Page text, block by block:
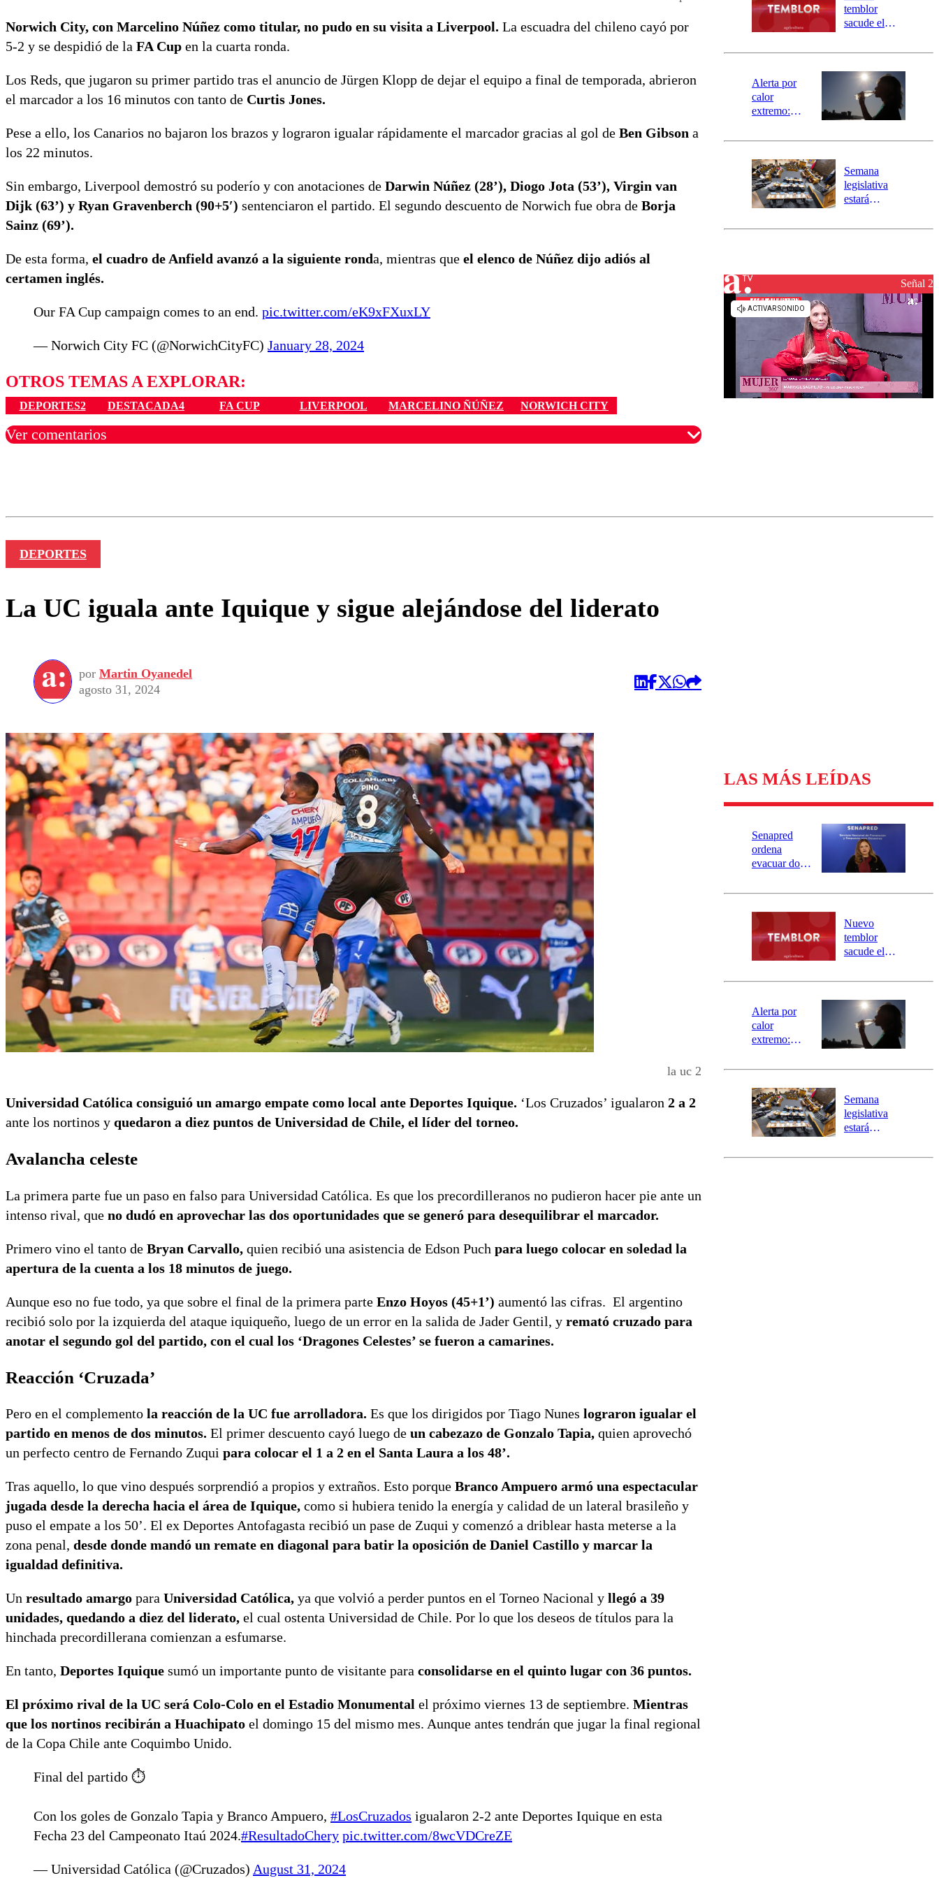
Norwich City, con Marcelino Núñez como titular, no pudo en su visita a Liverpool. La escuadra del chileno cayó por
5-2 y se despidió de la FA Cup en la cuarta ronda.
Los Reds, que jugaron su primer partido tras el anuncio de Jürgen Klopp de dejar el equipo a final de temporada, abrieron
el marcador a los 16 minutos con tanto de Curtis Jones.
Pese a ello, los Canarios no bajaron los brazos y lograron igualar rápidamente el marcador gracias al gol de Ben Gibson a
los 22 minutos.
Sin embargo, Liverpool demostró su poderío y con anotaciones de Darwin Núñez (28’), Diogo Jota (53’), Virgin van
Dijk (63’) y Ryan Gravenberch (90+5′) sentenciaron el partido. El segundo descuento de Norwich fue obra de Borja
Sainz (69’).
De esta forma, el cuadro de Anfield avanzó a la siguiente ronda, mientras que el elenco de Núñez dijo adiós al
certamen inglés.
Our FA Cup campaign comes to an end. pic.twitter.com/eK9xFXuxLY
— Norwich City FC (@NorwichCityFC) January 28, 2024
OTROS TEMAS A EXPLORAR:
DEPORTES2 DESTACADA4 FA CUP LIVERPOOL MARCELINO ÑÚÑEZ NORWICH CITY
Ver comentarios
activa
mensajería
SAE
temblor
sacude el
revisa la
epicentro
Alerta por
calor
extremo:
activa Alerta
Preventiva en
tres comunas
Semana
legislativa
estará
el fin de la
reconstrucciónSeñal 2
DEPORTES
La UC iguala ante Iquique y sigue alejándose del liderato
por Martin Oyanedel
agosto 31, 2024
la uc 2
Universidad Católica consiguió un amargo empate como local ante Deportes Iquique. ‘Los Cruzados’ igualaron 2 a 2
ante los nortinos y quedaron a diez puntos de Universidad de Chile, el líder del torneo.
Avalancha celeste
La primera parte fue un paso en falso para Universidad Católica. Es que los precordilleranos no pudieron hacer pie ante un
intenso rival, que no dudó en aprovechar las dos oportunidades que se generó para desequilibrar el marcador.
Primero vino el tanto de Bryan Carvallo, quien recibió una asistencia de Edson Puch para luego colocar en soledad la
apertura de la cuenta a los 18 minutos de juego.
Aunque eso no fue todo, ya que sobre el final de la primera parte Enzo Hoyos (45+1’) aumentó las cifras. El argentino
recibió solo por la izquierda del ataque iquiqueño, luego de un error en la salida de Jader Gentil, y remató cruzado para
anotar el segundo gol del partido, con el cual los ‘Dragones Celestes’ se fueron a camarines.
Reacción ‘Cruzada’
Pero en el complemento la reacción de la UC fue arrolladora. Es que los dirigidos por Tiago Nunes lograron igualar el
partido en menos de dos minutos. El primer descuento cayó luego de un cabezazo de Gonzalo Tapia, quien aprovechó
un perfecto centro de Fernando Zuqui para colocar el 1 a 2 en el Santa Laura a los 48’.
Tras aquello, lo que vino después sorprendió a propios y extraños. Esto porque Branco Ampuero armó una espectacular
jugada desde la derecha hacia el área de Iquique, como si hubiera tenido la energía y calidad de un lateral brasileño y
puso el empate a los 50’. El ex Deportes Antofagasta recibió un pase de Zuqui y comenzó a driblear hasta meterse a la
zona penal, desde donde mandó un remate en diagonal para batir la oposición de Daniel Castillo y marcar la
igualdad definitiva.
Un resultado amargo para Universidad Católica, ya que volvió a perder puntos en el Torneo Nacional y llegó a 39
unidades, quedando a diez del liderato, el cual ostenta Universidad de Chile. Por lo que los deseos de títulos para la
hinchada precordillerana comienzan a esfumarse.
En tanto, Deportes Iquique sumó un importante punto de visitante para consolidarse en el quinto lugar con 36 puntos.
El próximo rival de la UC será Colo-Colo en el Estadio Monumental el próximo viernes 13 de septiembre. Mientras
que los nortinos recibirán a Huachipato el domingo 15 del mismo mes. Aunque antes tendrán que jugar la final regional
de la Copa Chile ante Coquimbo Unido.
Final del partido ⏱️
Con los goles de Gonzalo Tapia y Branco Ampuero, #LosCruzados igualaron 2-2 ante Deportes Iquique en esta
Fecha 23 del Campeonato Itaú 2024.#ResultadoChery pic.twitter.com/8wcVDCreZE
— Universidad Católica (@Cruzados) August 31, 2024
LAS MÁS LEÍDAS
Senapred
ordena
evacuar dos
Carahue por
río Damas:
activa
mensajería
SAE
Nuevo
temblor
sacude el
revisa la
epicentro
Alerta por
calor
extremo:
activa Alerta
Preventiva en
tres comunas
Semana
legislativa
estará
el fin de la